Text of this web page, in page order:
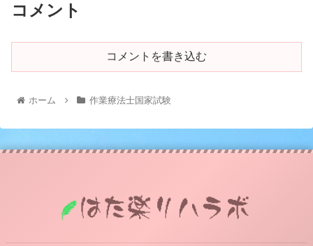
コメント
コメントを書き込む
ホーム 作業療法士国家試験